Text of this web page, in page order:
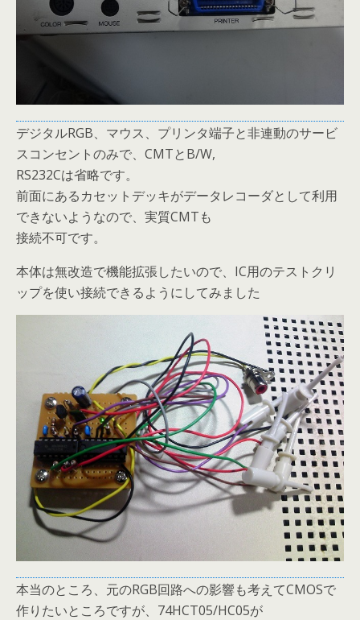
デジタルRGB、マウス、プリンタ端子と非連動のサービ
スコンセントのみで、CMTとB/W,
RS232Cは省略です。
前面にあるカセットデッキがデータレコーダとして利用
できないようなので、実質CMTも
接続不可です。
本体は無改造で機能拡張したいので、IC用のテストクリ
ップを使い接続できるようにしてみました
本当のところ、元のRGB回路への影響も考えてCMOSで
作りたいところですが、74HCT05/HC05が